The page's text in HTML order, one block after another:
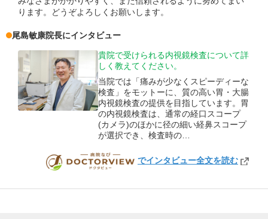
ります。どうぞよろしくお願いします。
尾島敏康院長にインタビュー
貴院で受けられる内視鏡検査について詳
しく教えてください。
当院では「痛みが少なくスピーディーな
検査」をモットーに、質の高い胃・大腸
内視鏡検査の提供を目指しています。胃
の内視鏡検査は、通常の経口スコープ
(カメラ)のほかに径の細い経鼻スコープ
が選択でき、検査時の…
DOCTORVIEW
でインタビュー全文を読む